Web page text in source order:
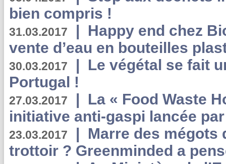
bien compris !
31.03.2017 | Happy end chez
vente d’eau en bouteilles
30.03.2017 | Le végétal se fait
Portugal !
27.03.2017 | La « Food Waste
initiative anti-gaspi lancée
23.03.2017 | Marre des mégots
trottoir ? Greenminded a